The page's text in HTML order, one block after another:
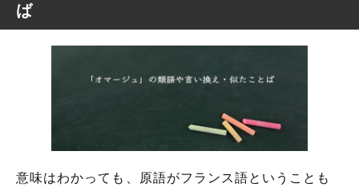
ば
意味はわかっても、原語がフランス語ということも